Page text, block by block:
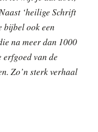
‘heilige Schrift
bijbel ook een
na meer dan 1000
van de
Zo’n sterk verhaal